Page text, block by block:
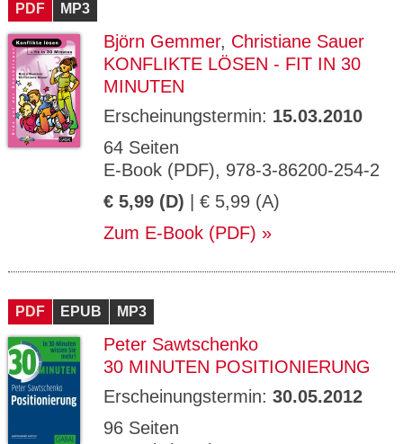
PDF MP3
Björn Gemmer, Christiane Sauer
KONFLIKTE LÖSEN - FIT IN 30
MINUTEN
Erscheinungstermin: 15.03.2010
64 Seiten
E-Book (PDF), 978-3-86200-254-2
€ 5,99 (D) | € 5,99 (A)
Zum E-Book (PDF)
PDF EPUB MP3
Peter Sawtschenko
30 MINUTEN POSITIONIERUNG
Erscheinungstermin: 30.05.2012
96 Seiten